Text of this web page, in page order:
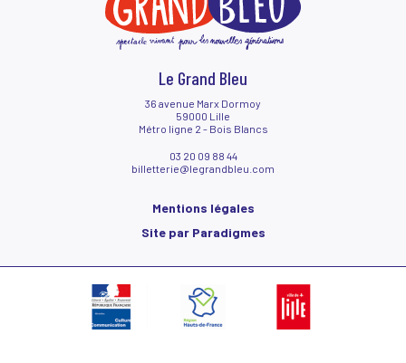
Venir au Grand Bleu
Contactez-nous !
Bar et restauration
Le hall du Grand Bleu
Le Grand Bleu
36 avenue Marx Dormoy
59000 Lille
Métro ligne 2 - Bois Blancs
03 20 09 88 44
billetterie@legrandbleu.com
Mentions légales
Site par Paradigmes